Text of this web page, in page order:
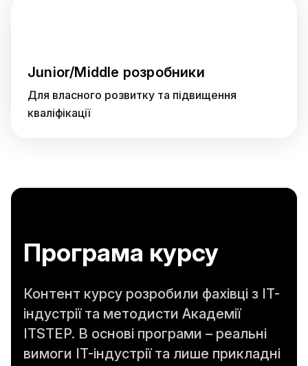
Junior/Middle розробники
Для власного розвитку та підвищення
кваліфікації
Програма курсу
Контент курсу розробили фахівці з IT-
індустрії та методисти Академії
ITSTEP. В основі програми – реальні
вимоги IT-індустрії та лише прикладні